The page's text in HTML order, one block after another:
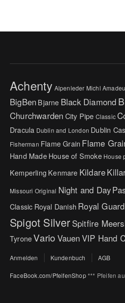
Achenty Alpenleder Michl
BigBenBjarne Black Diamond
ChurchwardenCity Pipe Classic
Dracula Dublin and London Dublin
Fisherman Flame Grain Flame
Hand MadeHouse of Smoke House
Kemperling Kenmare Kildare
Missouri Original Night and Day
Classic Royal Danish Royal Guard
Spigot Silver Spitfire
TyroneVario VauenVIP Hand
Anmelden Kundenbuch AGB
FaceBook.com/PfeifenShop*** Pfeifen